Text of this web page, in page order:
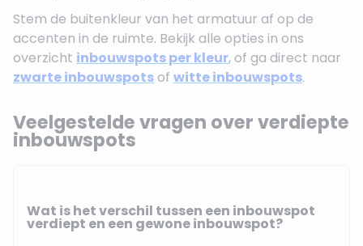
Stem de buitenkleur van het armatuur af op de
accenten in de ruimte. Bekijk alle opties in ons
overzicht inbouwspots per kleur, of ga direct naar
zwarte inbouwspotsof witte inbouwspots.
Veelgestelde vragen over verdiepte
inbouwspots
Wat is het verschil tussen een inbouwspot
verdiept en een gewone inbouwspot?